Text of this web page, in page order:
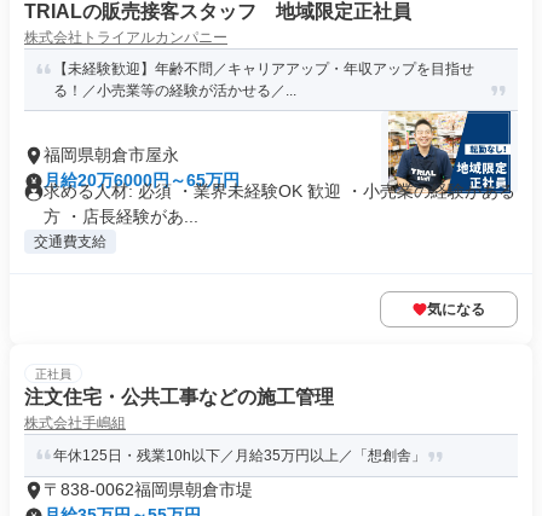
TRIALの販売接客スタッフ 地域限定正社員
株式会社トライアルカンパニー
【未経験歓迎】年齢不問／キャリアアップ・年収アップを目指せ
る！／小売業等の経験が活かせる／...
福岡県朝倉市屋永
月給20万6000円～65万円
求める人材: 必須 ・業界未経験OK 歓迎 ・小売業の経験がある
方 ・店長経験があ...
交通費支給
気になる
正社員
注文住宅・公共工事などの施工管理
株式会社手嶋組
年休125日・残業10h以下／月給35万円以上／「想創舎」
〒838-0062福岡県朝倉市堤